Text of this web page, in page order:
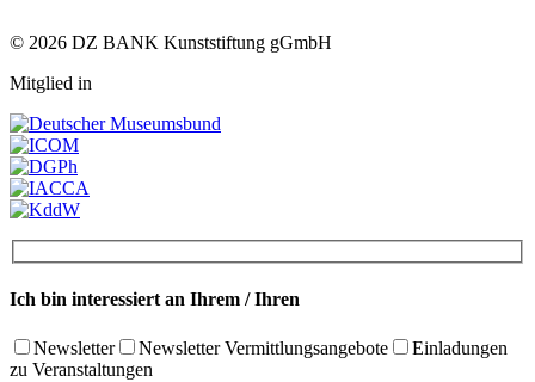
© 2026 DZ BANK Kunststiftung gGmbH
Mitglied in
Ich bin interessiert an Ihrem / Ihren
Newsletter Newsletter Vermittlungsangebote
Einladungen
zu Veranstaltungen